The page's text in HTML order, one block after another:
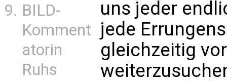
BILD-
Komment
atorin
Ruhs
uns jeder
jede
gleichzeitig